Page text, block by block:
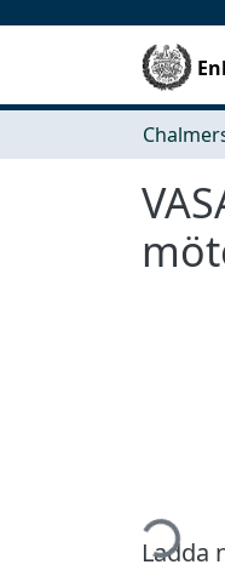
Hämtar...
Ladda